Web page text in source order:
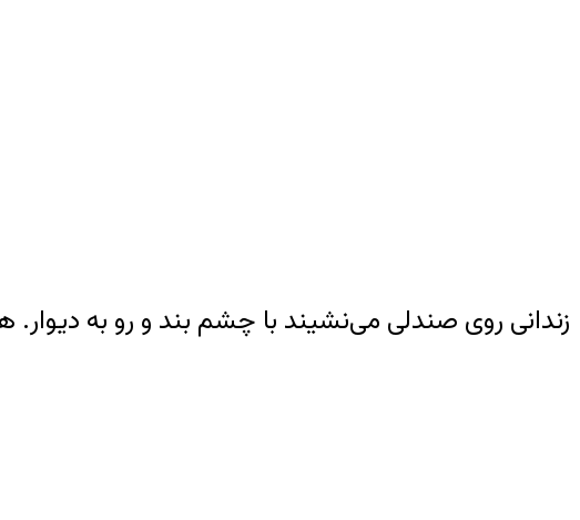
زندانی روی صندلی می‌نشیند با چشم بند و رو به